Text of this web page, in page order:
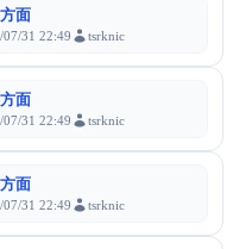
方面
07/31 22:49 tsrknic
方面
07/31 22:49 tsrknic
方面
07/31 22:49 tsrknic